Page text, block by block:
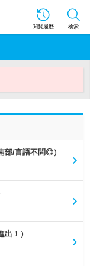
閲覧履歴 検索
部/言語不問◎）
！）